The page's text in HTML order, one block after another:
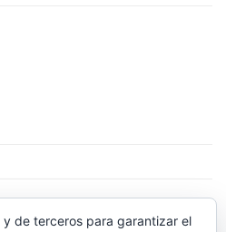
de terceros para garantizar el